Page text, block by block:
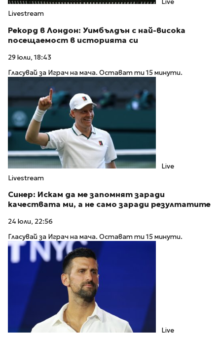
Live
Livestream
Рекорд в Лондон: Уимбълдън с най-висока
посещаемост в историята си
29 юли, 18:43
Гласувай за Играч на мача. Остават ти 15 минути.
Live
Livestream
Синер: Искам да ме запомнят заради
качествата ми, а не само заради резултатите
24 юли, 22:56
Гласувай за Играч на мача. Остават ти 15 минути.
Live